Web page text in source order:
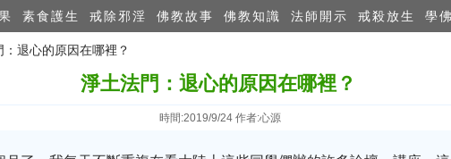
素食護生 戒除邪淫 佛教故事 佛教知識 法師開示 戒殺放生 學
：退心的原因在哪裡？
淨土法門：退心的原因在哪裡？
時間:2019/9/24 作者:心源